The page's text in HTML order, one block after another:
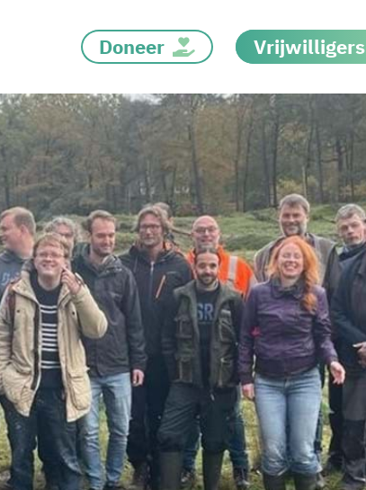
Doneer Vrijwilligers